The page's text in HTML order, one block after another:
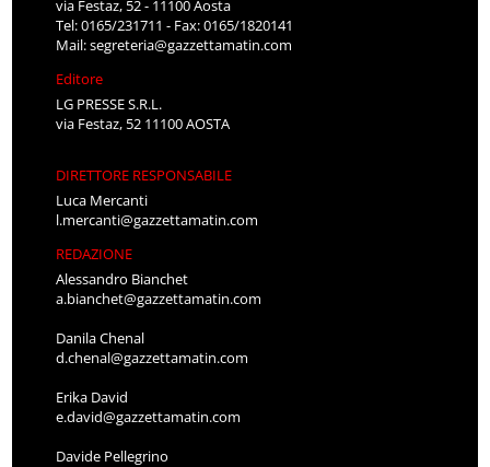
via Festaz, 52 - 11100 Aosta
Tel: 0165/231711 - Fax: 0165/1820141
Mail:segreteria@gazzettamatin.com
Editore
LG PRESSE S.R.L.
via Festaz, 52 11100 AOSTA
DIRETTORE RESPONSABILE
Luca Mercanti
l.mercanti@gazzettamatin.com
REDAZIONE
Alessandro Bianchet
a.bianchet@gazzettamatin.com
Danila Chenal
d.chenal@gazzettamatin.com
Erika David
e.david@gazzettamatin.com
Davide Pellegrino